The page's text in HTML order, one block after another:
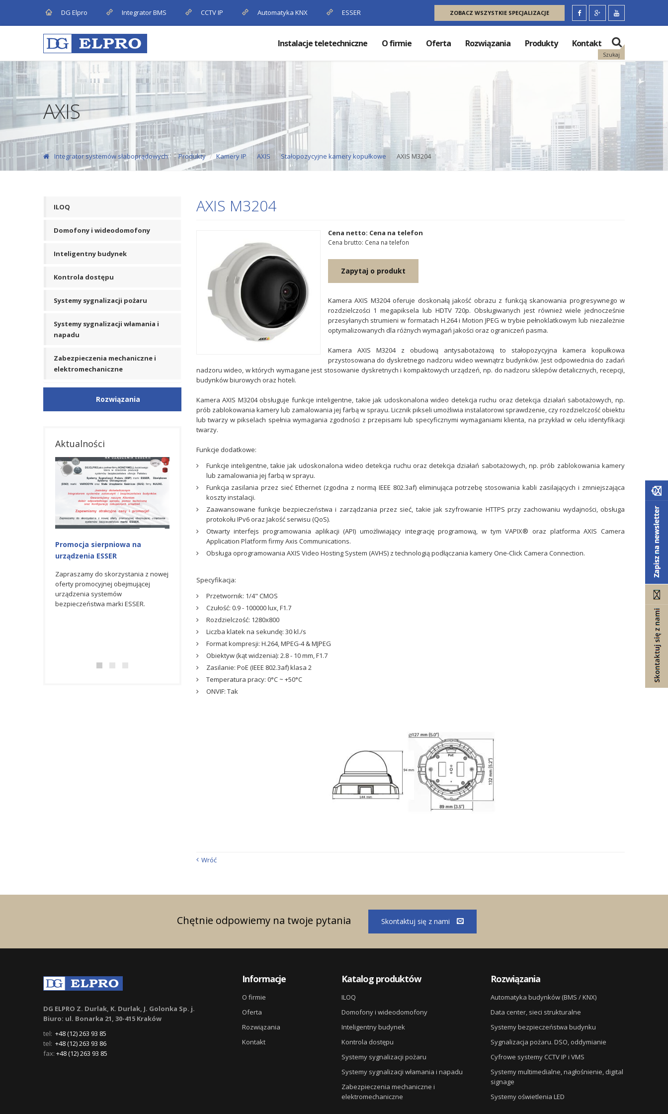
DG Elpro Integrator BMS CCTV IP Automatyka KNX ESSER ZOBACZ WSZYSTKIE SPECJALIZACJE
Szukaj
Instalacje teletechniczne O firmie Oferta Rozwiązania Produkty Kontakt
AXIS
Integrator systemów słaboprądowych Produkty Kamery IP AXIS Stałopozycyjne kamery kopułkowe AXIS M3204
AXIS M3204
Cena netto: Cena na telefon
Cena brutto: Cena na telefon
Zapytaj o produkt
Kamera AXIS M3204 oferuje doskonałą jakość obrazu z funkcją skanowania progresywnego w
rozdzielczości 1 megapiksela lub HDTV 720p. Obsługiwanych jest również wiele jednocześnie
przesyłanych strumieni w formatach H.264 i Motion JPEG w trybie pełnoklatkowym lub niezależnie
optymalizowanych dla różnych wymagań jakości oraz ograniczeń pasma.
Kamera AXIS M3204 z obudową antysabotażową to stałopozycyjna kamera kopułkowa
przystosowana do dyskretnego nadzoru wideo wewnątrz budynków. Jest odpowiednia do zadań
nadzoru wideo, w których wymagane jest stosowanie dyskretnych i kompaktowych urządzeń, np. do nadzoru sklepów detalicznych, recepcji,
budynków biurowych oraz hoteli.
Kamera AXIS M3204 obsługuje funkcje inteligentne, takie jak udoskonalona wideo detekcja ruchu oraz detekcja działań sabotażowych, np.
prób zablokowania kamery lub zamalowania jej farbą w sprayu. Licznik pikseli umożliwia instalatorowi sprawdzenie, czy rozdzielczość obiektu
lub twarzy w pikselach spełnia wymagania zgodności z przepisami lub specyficznymi wymaganiami klienta, na przykład w celu identyfikacji
twarzy.
Funkcje dodatkowe:
Funkcje inteligentne, takie jak udoskonalona wideo detekcja ruchu oraz detekcja działań sabotażowych, np. prób zablokowania kamery
lub zamalowania jej farbą w sprayu.
Funkcja zasilania przez sieć Ethernet (zgodna z normą IEEE 802.3af) eliminująca potrzebę stosowania kabli zasilających i zmniejszająca
koszty instalacji.
Zaawansowane funkcje bezpieczeństwa i zarządzania przez sieć, takie jak szyfrowanie HTTPS przy zachowaniu wydajności, obsługa
protokołu IPv6 oraz Jakość serwisu (QoS).
Otwarty interfejs programowania aplikacji (API) umożliwiający integrację programową, w tym VAPIX® oraz platforma AXIS Camera
Application Platform firmy Axis Communications.
Obsługa oprogramowania AXIS Video Hosting System (AVHS) z technologią podłączania kamery One-Click Camera Connection.
Specyfikacja:
Przetwornik: 1/4" CMOS
Czułość: 0.9 - 100000 lux, F1.7
Rozdzielczość: 1280x800
Liczba klatek na sekundę: 30 kl./s
Format kompresji: H.264, MPEG-4 & MJPEG
Obiektyw (kąt widzenia): 2.8 - 10 mm, F1.7
Zasilanie: PoE (IEEE 802.3af) klasa 2
Temperatura pracy: 0°C ~ +50°C
ONVIF: Tak
Wróć
ILOQ
Domofony i wideodomofony
Inteligentny budynek
Kontrola dostępu
Systemy sygnalizacji pożaru
Systemy sygnalizacji włamania i
napadu
Zabezpieczenia mechaniczne i
elektromechaniczne
Rozwiązania
Aktualności
Promocja na urządzenia ESSER
Zapraszamy do skorzystania z
czerwcowej oferty promocyjnej
obejmującej urządzenia systemów
bezpieczeństwa marki ESSER.
Nagroda GOLD PARTNER
AWARD 2023 od firmy
Spółka DG ELPRO jako długoletni
partner firmy HONEYWELL
światowego lidera w dziedzinie
produkcji systemów bezpieczeństwa
w uznaniu za osiągnięte w roku 2023
doskonałe wyniki sprzedażowe w
zakresie...
Chętnie odpowiemy na twoje pytania Skontaktuj się z nami
DG ELPRO Z. Durlak, K. Durlak, J. Golonka Sp. j.
Biuro: ul. Bonarka 21, 30-415 Kraków
tel: +48 (12) 263 93 85
tel: +48 (12) 263 93 86
fax: +48 (12) 263 93 85
Informacje
O firmie
Oferta
Rozwiązania
Kontakt
Katalog produktów
ILOQ
Domofony i wideodomofony
Inteligentny budynek
Kontrola dostępu
Systemy sygnalizacji pożaru
Systemy sygnalizacji włamania i napadu
Zabezpieczenia mechaniczne i
elektromechaniczne
Rozwiązania
Automatyka budynków (BMS / KNX)
Data center, sieci strukturalne
Systemy bezpieczeństwa budynku
Sygnalizacja pożaru. DSO, oddymianie
Cyfrowe systemy CCTV IP i VMS
Systemy multimedialne, nagłośnienie, digital
signage
Systemy oświetlenia LED